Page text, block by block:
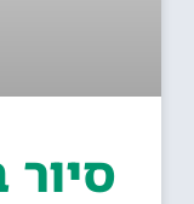
סיור